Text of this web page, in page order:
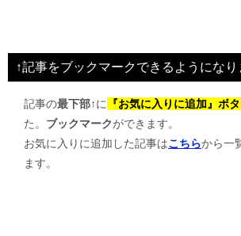
ビ
ゲ
↑記事をブックマークできるようになり
記事の最下部↑に 『お気に入りに追加』ボ
た。 ブックマークができます。
お気に入りに追加した記事はこちらから一
ます。